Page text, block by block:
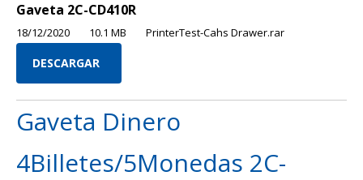
Gaveta 2C-CD410R
18/12/2020 10.1 MB PrinterTest-Cahs Drawer.rar
DESCARGAR
Gaveta Dinero
4Billetes/5Monedas 2C-